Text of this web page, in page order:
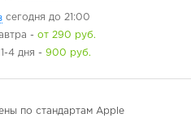
сегодня до 21:00
- от 290 руб.
1-4 дня - 900 руб.
по стандартам Apple